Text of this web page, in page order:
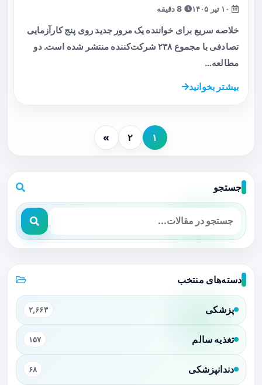
خلاصه سریع برای خواننده یک مرور جدید روی پنج کارآزمایی
تصادفی با مجموع ۲۳۸ شرکت‌کننده منتشر شده است. دو
مطالعه…
بیشتر بخوانید
۱ ۲ »
جستجو
دسته‌های منتخب
پزشکی ۲,۶۶۳
تغذیه سالم ۱۵۷
دندانپزشکی ۶۸